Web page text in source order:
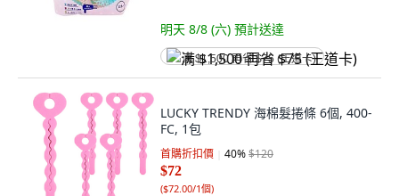
明天 8/8 (六) 預計送達
满 $1,500 再省 $75 (王道卡)
LUCKY TRENDY 海棉髮捲條 6個, 400-
FC, 1包
首購折扣價 40%$120
$72
($72.00/1個)